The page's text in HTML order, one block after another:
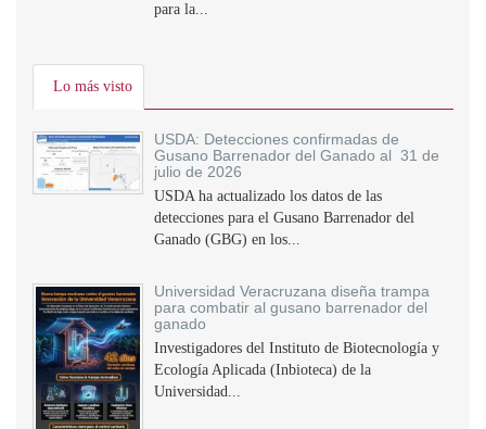
para la...
Lo más visto
USDA: Detecciones confirmadas de
Gusano Barrenador del Ganado al 31 de
julio de 2026
USDA ha actualizado los datos de las
detecciones para el Gusano Barrenador del
Ganado (GBG) en los...
Universidad Veracruzana diseña trampa
para combatir al gusano barrenador del
ganado
Investigadores del Instituto de Biotecnología y
Ecología Aplicada (Inbioteca) de la
Universidad...